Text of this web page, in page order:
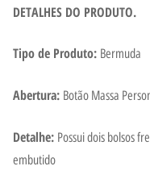
DETALHES DO PRODUTO.
Tipo de Produto: Bermuda
Abertura: Botão Massa
Detalhe: Possui dois bolsos
embutido